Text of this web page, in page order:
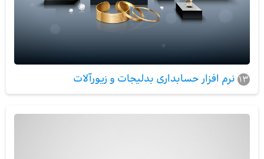
13 نرم افزار حسابداری بدلیجات و زیورآلات